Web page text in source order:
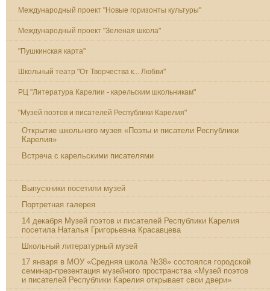
Международный проект "Новые горизонты культуры"
Международный проект "Зеленая школа"
"Пушкинская карта"
Школьный театр "От Творчества к... Любви"
РЦ "Литература Карелии - карельским школьникам"
"Музей поэтов и писателей Республики Карелия"
Открытие школьного музея «Поэты и писатели Республики
Карелия»
Встреча с карельскими писателями
Выпускники посетили музей
Портретная галерея
14 декабря Музей поэтов и писателей Республики Карелия
посетила Наталья Григорьевна Красавцева
Школьный литературный музей
17 января в МОУ «Средняя школа №38» состоялся городской
семинар-презентация музейного пространства «Музей поэтов
и писателей Республики Карелия открывает свои двери»